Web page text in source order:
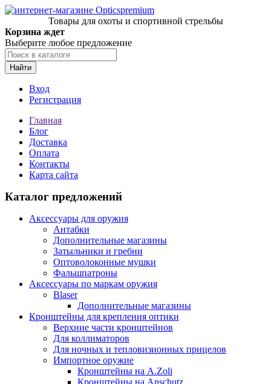
Товары для охоты и спортивной стрельбы
Корзина ждет
Выберите любое предложение
Найти
Вход
Регистрация
Главная
Блог
Доставка
Оплата
Контакты
Карта сайта
Каталог предложений
Аксессуары для оружия
Антабки
Дополнительные магазины
Затыльники и гребни
Оптоволоконные мушки
Фальшпатроны
Аксессуары по маркам оружия
Blaser
Дополнительные магазины
Кронштейны для крепления оптики
Верхние части кронштейнов
Для коллиматоров
Для ночных и тепловизионных прицелов
Импортное оружие
Кронштейны на A.Zoli
Кронштейны на Anschutz